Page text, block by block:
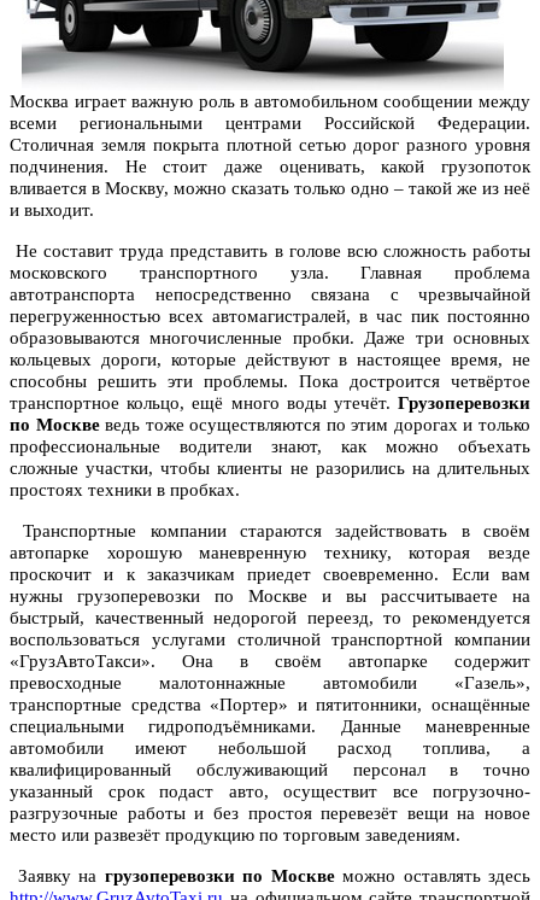
Москва играет важную роль в автомобильном сообщении между
всеми региональными центрами Российской Федерации.
Столичная земля покрыта плотной сетью дорог разного уровня
подчинения. Не стоит даже оценивать, какой грузопоток
вливается в Москву, можно сказать только одно – такой же из неё
и выходит.
Не составит труда представить в голове всю сложность работы
московского транспортного узла. Главная проблема
автотранспорта непосредственно связана с чрезвычайной
перегруженностью всех автомагистралей, в час пик постоянно
образовываются многочисленные пробки. Даже три основных
кольцевых дороги, которые действуют в настоящее время, не
способны решить эти проблемы. Пока достроится четвёртое
транспортное кольцо, ещё много воды утечёт. Грузоперевозки
по Москвеведь тоже осуществляются по этим дорогах и только
профессиональные водители знают, как можно объехать
сложные участки, чтобы клиенты не разорились на длительных
простоях техники в пробках.
Транспортные компании стараются задействовать в своём
автопарке хорошую маневренную технику, которая везде
проскочит и к заказчикам приедет своевременно. Если вам
нужны грузоперевозки по Москве и вы рассчитываете на
быстрый, качественный недорогой переезд, то рекомендуется
воспользоваться услугами столичной транспортной компании
«ГрузАвтоТакси». Она в своём автопарке содержит
превосходные малотоннажные автомобили «Газель»,
транспортные средства «Портер» и пятитонники, оснащённые
специальными гидроподъёмниками. Данные маневренные
автомобили имеют небольшой расход топлива, а
квалифицированный обслуживающий персонал в точно
указанный срок подаст авто, осуществит все погрузочно-
разгрузочные работы и без простоя перевезёт вещи на новое
место или развезёт продукцию по торговым заведениям.
Заявку на грузоперевозки по Москвеможно оставлять здесь